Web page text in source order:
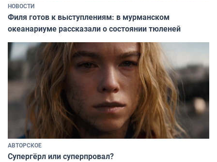
НОВОСТИ
Филя готов к выступлениям: в мурманском
океанариуме рассказали о состоянии тюленей
АВТОРСКОЕ
Супергёрл или суперпровал?